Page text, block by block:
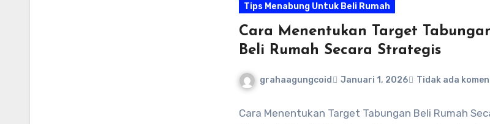
Tips Menabung Untuk Beli Rumah
Cara Menentukan Target
Beli Rumah Secara Strategis
grahaagungcoid Januari 1, 2026 Tidak ada
Cara Menentukan Target Tabungan Beli Rumah